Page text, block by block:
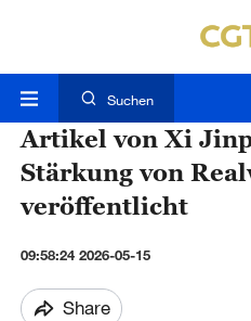
Suchen
Artikel von Xi
Stärkung von
veröffentlicht
09:58:24 2026-05-15
Share